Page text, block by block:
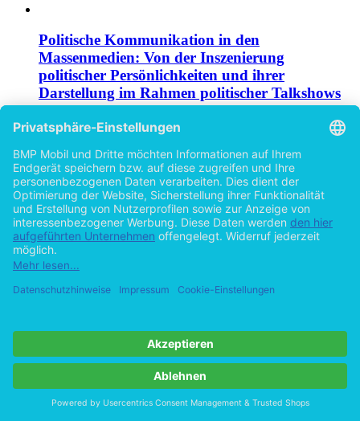
Politische Kommunikation in den
Massenmedien: Von der Inszenierung
politischer Persönlichkeiten und ihrer
Darstellung im Rahmen politischer Talkshows
vonOlaf Steingräber (Autor:in)
©2012
49 Seiten
Hilfe/FAQ
Impressum
Datenschutz
AGB
Vertrag widerrufen
Zur Desktop-Version
Copyright ©Imprint in der Bedey & Thoms Media GmbH
Cookie-Einstellungen